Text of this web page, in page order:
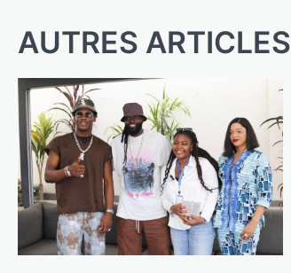
AUTRES ARTICLES